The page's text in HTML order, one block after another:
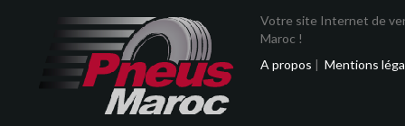
Votre site Internet de
Maroc !
A propos | Mentions